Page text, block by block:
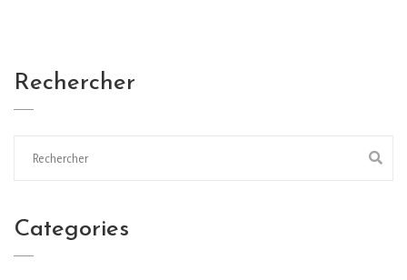
Rechercher
Categories